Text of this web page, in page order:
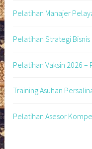
Pelatihan Manajer
Pelatihan Strategi
Pelatihan Vaksin 2026
Training Asuhan
Pelatihan Asesor